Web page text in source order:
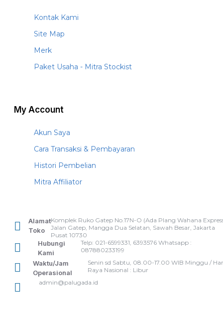
Kontak Kami
Site Map
Merk
Paket Usaha - Mitra Stockist
My Account
Akun Saya
Cara Transaksi & Pembayaran
Histori Pembelian
Mitra Affiliator
Alamat
Toko
Komplek Ruko Gatep No.17N-O (Ada Plang Wahana
Jalan Gatep, Mangga Dua Selatan, Sawah Besar, Jakarta
Pusat 10730
Hubungi
Kami
Telp: 021-6599331, 6393576 Whatsapp :
087880233199
Waktu/Jam
Operasional
Senin sd Sabtu, 08.00-17.00 WIB Minggu /
Raya Nasional : Libur
admin@palugada.id